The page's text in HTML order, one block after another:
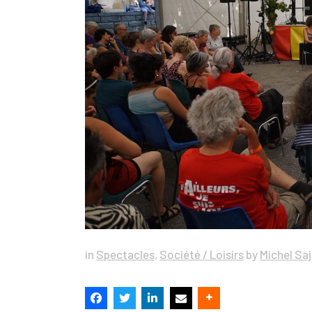
in Spectacles, Société / Loisirs by Michel